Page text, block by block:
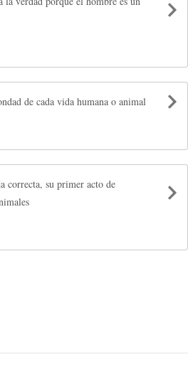
de cada vida humana o animal
correcta, su primer acto de